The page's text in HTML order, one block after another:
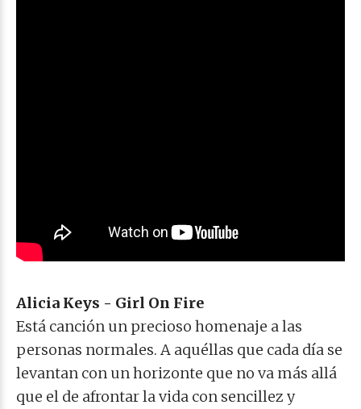
Alicia Keys - Girl On Fire
Está canción un precioso homenaje a las
personas normales. A aquéllas que cada día se
levantan con un horizonte que no va más allá
que el de afrontar la vida con sencillez y